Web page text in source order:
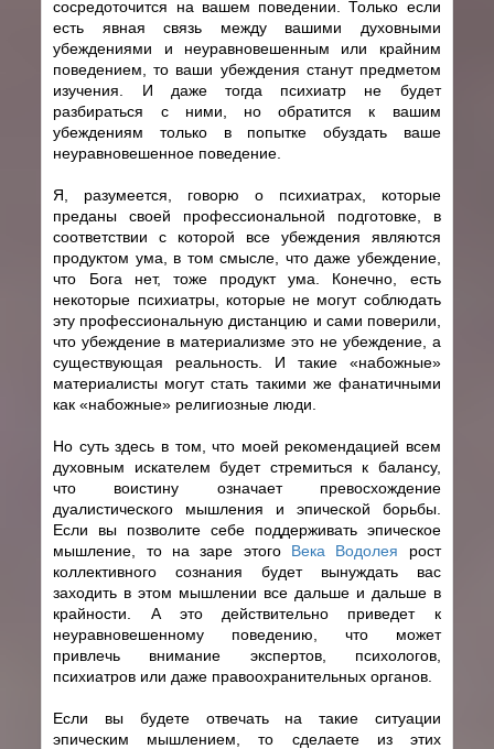
сосредоточится на вашем поведении. Только если
есть явная связь между вашими духовными
убеждениями и неуравновешенным или крайним
поведением, то ваши убеждения станут предметом
изучения. И даже тогда психиатр не будет
разбираться с ними, но обратится к вашим
убеждениям только в попытке обуздать ваше
неуравновешенное поведение.
Я, разумеется, говорю о психиатрах, которые
преданы своей профессиональной подготовке, в
соответствии с которой все убеждения являются
продуктом ума, в том смысле, что даже убеждение,
что Бога нет, тоже продукт ума. Конечно, есть
некоторые психиатры, которые не могут соблюдать
эту профессиональную дистанцию и сами поверили,
что убеждение в материализме это не убеждение, а
существующая реальность. И такие «набожные»
материалисты могут стать такими же фанатичными
как «набожные» религиозные люди.
Но суть здесь в том, что моей рекомендацией всем
духовным искателем будет стремиться к балансу,
что воистину означает превосхождение
дуалистического мышления и эпической борьбы.
Если вы позволите себе поддерживать эпическое
мышление, то на заре этого Века Водолея рост
коллективного сознания будет вынуждать вас
заходить в этом мышлении все дальше и дальше в
крайности. А это действительно приведет к
неуравновешенному поведению, что может
привлечь внимание экспертов, психологов,
психиатров или даже правоохранительных органов.
Если вы будете отвечать на такие ситуации
эпическим мышлением, то сделаете из этих